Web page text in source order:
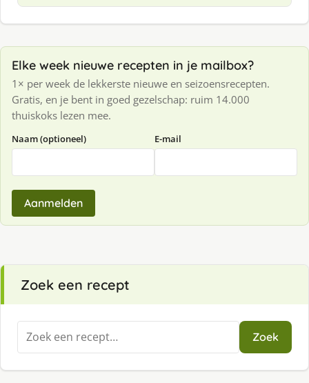
Elke week nieuwe recepten in je mailbox?
1× per week de lekkerste nieuwe en seizoensrecepten.
Gratis, en je bent in goed gezelschap: ruim 14.000
thuiskoks lezen mee.
Naam (optioneel) E-mail
Aanmelden
Zoek een recept
Zoeken
naar:
Zoek